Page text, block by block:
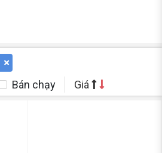
Bán chạy Giá